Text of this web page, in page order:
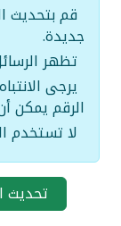
قم بتحديث
جديدة.
تظهر
يرجى
الرقم يمكن
لا تستخدم
تحديث